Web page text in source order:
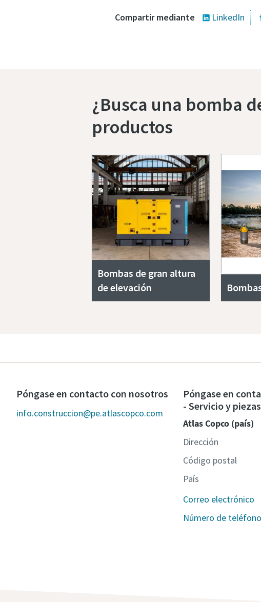
Compartir mediante LinkedIn
¿Busca una bomba
productos
Bombas de gran altura
de elevación
Póngase en contacto con nosotros
info.construccion@pe.atlascopco.com
Póngase en
- Servicio y
Atlas Copco (país)
Dirección
Código postal
País
Correo electrónico
Número de teléfono